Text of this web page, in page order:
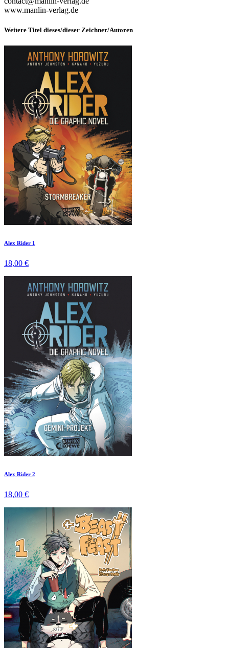
www.manlin-verlag.de
Weitere Titel dieses/dieser Zeichner/Autoren
Alex Rider 1
18,00 €
Alex Rider 2
18,00 €